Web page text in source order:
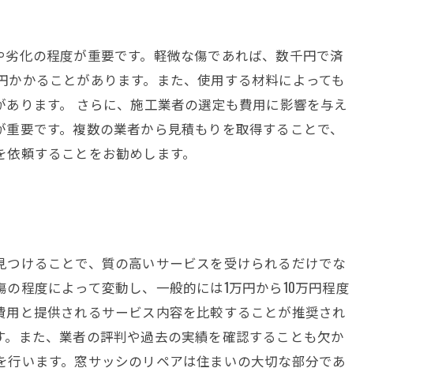
化の程度が重要です。軽微な傷であれば、数千円で済
かることがあります。また、使用する材料によっても
ります。 さらに、施工業者の選定も費用に影響を与え
要です。複数の業者から見積もりを取得することで、
頼することをお勧めします。
けることで、質の高いサービスを受けられるだけでな
程度によって変動し、一般的には1万円から10万円程度
と提供されるサービス内容を比較することが推奨され
また、業者の評判や過去の実績を確認することも欠か
います。窓サッシのリペアは住まいの大切な部分であ